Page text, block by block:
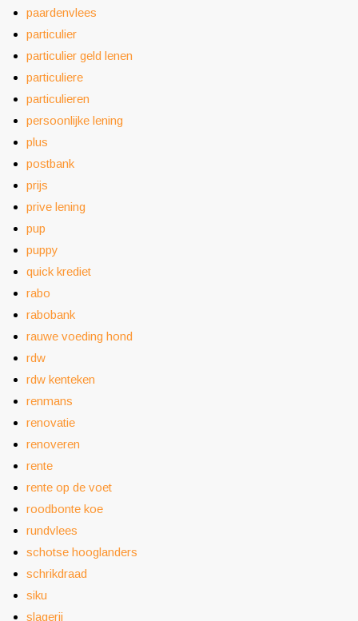
paardenvlees
particulier
particulier geld lenen
particuliere
particulieren
persoonlijke lening
plus
postbank
prijs
prive lening
pup
puppy
quick krediet
rabo
rabobank
rauwe voeding hond
rdw
rdw kenteken
renmans
renovatie
renoveren
rente
rente op de voet
roodbonte koe
rundvlees
schotse hooglanders
schrikdraad
siku
slagerij